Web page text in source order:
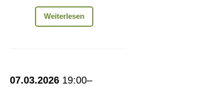
WeiterlesenThüringer
Bachwochen
07.03.2026 19:00–